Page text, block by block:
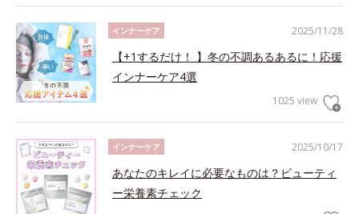
2025/11/28
インナーケア
【+1するだけ！ 】冬の不調あるあるに！応援
インナーケア4選
1025 view
2025/10/17
インナーケア
あなたのキレイに必要なものは？ビューティ
ー栄養素チェック